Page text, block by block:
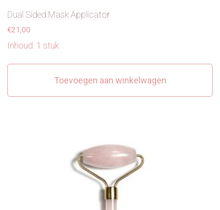
Dual Sided Mask Applicator
€21,00
Inhoud: 1 stuk
Toevoegen aan winkelwagen